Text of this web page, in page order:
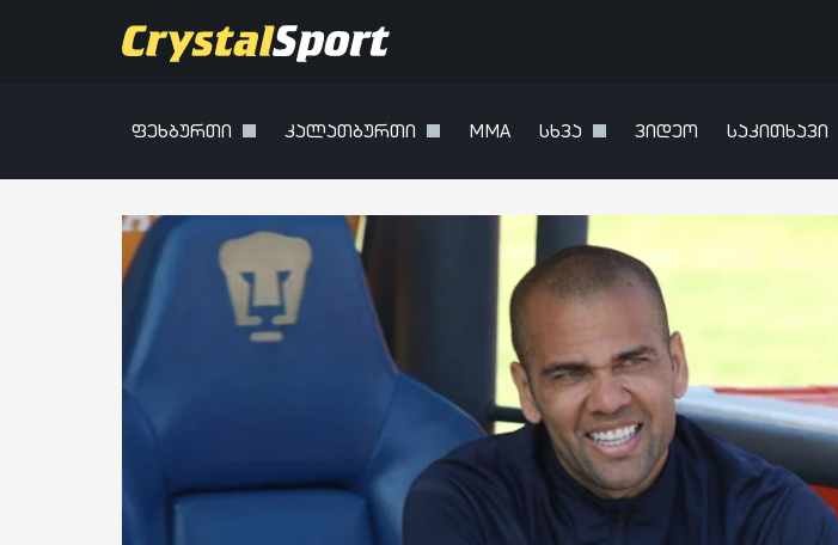
ფეხბურთი კალათბურთი MMA სხვა ვიდეო საკითხავი